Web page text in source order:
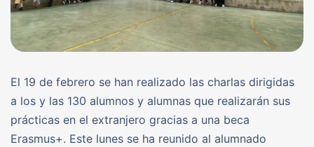
El 19 de febrero se han realizado las charlas dirigidas
a los y las 130 alumnos y alumnas que realizarán sus
prácticas en el extranjero gracias a una beca
Erasmus+. Este lunes se ha reunido al alumnado